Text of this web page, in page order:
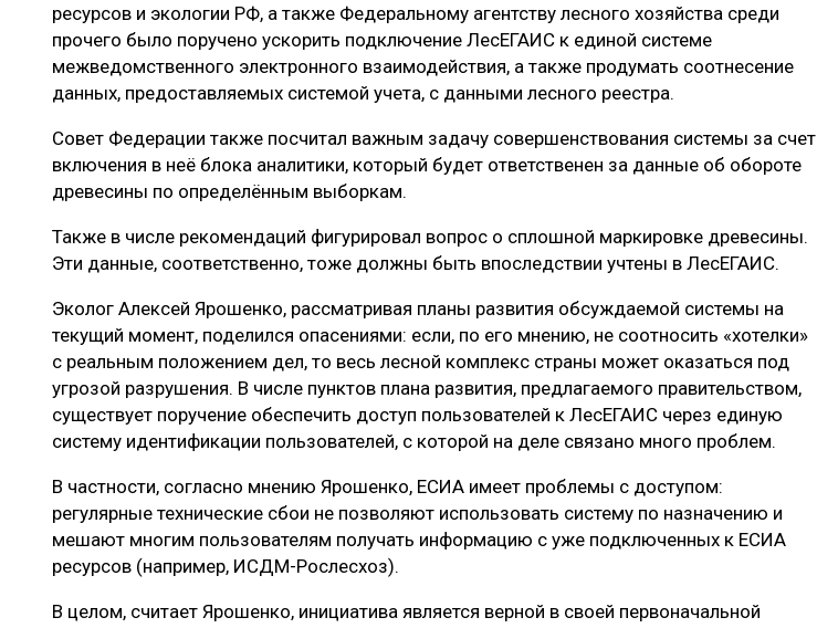
ресурсов и экологии РФ, а также Федеральному агентству лесного хозяйства среди
прочего было поручено ускорить подключение ЛесЕГАИС к единой системе
межведомственного электронного взаимодействия, а также продумать соотнесение
данных, предоставляемых системой учета, с данными лесного реестра.
Совет Федерации также посчитал важным задачу совершенствования системы за счет
включения в неё блока аналитики, который будет ответственен за данные об обороте
древесины по определённым выборкам.
Также в числе рекомендаций фигурировал вопрос о сплошной маркировке древесины.
Эти данные, соответственно, тоже должны быть впоследствии учтены в ЛесЕГАИС.
Эколог Алексей Ярошенко, рассматривая планы развития обсуждаемой системы на
текущий момент, поделился опасениями: если, по его мнению, не соотносить «хотелки»
с реальным положением дел, то весь лесной комплекс страны может оказаться под
угрозой разрушения. В числе пунктов плана развития, предлагаемого правительством,
существует поручение обеспечить доступ пользователей к ЛесЕГАИС через единую
систему идентификации пользователей, с которой на деле связано много проблем.
В частности, согласно мнению Ярошенко, ЕСИА имеет проблемы с доступом:
регулярные технические сбои не позволяют использовать систему по назначению и
мешают многим пользователям получать информацию с уже подключенных к ЕСИА
ресурсов (например, ИСДМ-Рослесхоз).
В целом, считает Ярошенко, инициатива является верной в своей первоначальной